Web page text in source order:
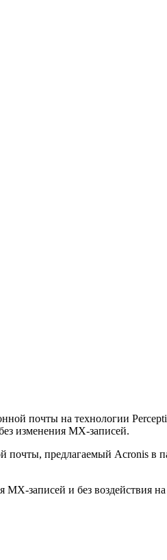
почты на технологии
изменения MX-записей.
почты, предлагаемый Acronis в
MX-записей и без